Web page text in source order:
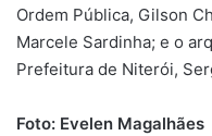
Ordem Pública, Gilson
Marcele Sardinha; e o
Prefeitura de Niterói,
Foto: Evelen Magalhães